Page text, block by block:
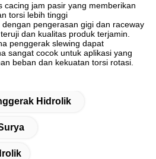
cacing jam pasir yang memberikan
torsi lebih tinggi
pengerasan gigi dan raceway
dan kualitas produk terjamin.
penggerak slewing dapat
sangat cocok untuk aplikasi yang
beban dan kekuatan torsi rotasi.
Hidrolik